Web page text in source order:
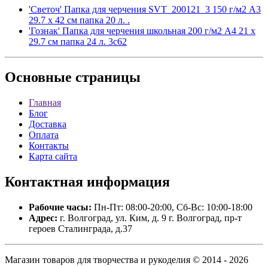
'Светоч' Папка для черчения SVT_200121_3 150 г/м2 A3
29.7 х 42 см папка 20 л. .
'Гознак' Папка для черчения школьная 200 г/м2 A4 21 х
29.7 см папка 24 л. 3с62
Основные страницы
Главная
Блог
Доставка
Оплата
Контакты
Карта сайта
Контактная информация
Рабочие часы: Пн-Пт: 08:00-20:00, Сб-Вс: 10:00-18:00
Адрес: г. Волгоград, ул. Ким, д. 9 г. Волгоград, пр-т
героев Сталинграда, д.37
Магазин товаров для творчества и рукоделия © 2014 - 2026